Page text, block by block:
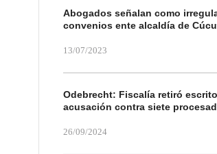
Abogados señalan como
convenios ente alcaldía de
13/07/2023
Odebrecht: Fiscalía retiró
acusación contra siete
26/09/2024